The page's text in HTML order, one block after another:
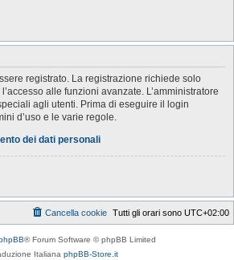
registrato. La registrazione richiede solo
alle funzioni avanzate. L’amministratore
agli utenti. Prima di eseguire il login
d’uso e le varie regole.
dei dati personali
Tutti gli orari sono UTC+02:00
Cancella cookie
® Forum Software © phpBB Limited
Italiana phpBB-Store.it